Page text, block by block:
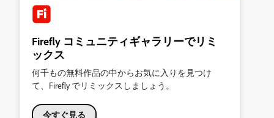
Firefly コミュニティギャラリーでリミ
ックス
何千もの無料作品の中からお気に入りを見つけ
て、Firefly でリミックスしましょう。
今すぐ見る